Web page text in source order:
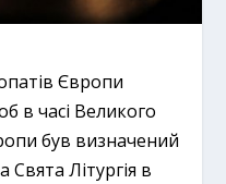
Європи
в часі Великого
був визначений
Літургія в